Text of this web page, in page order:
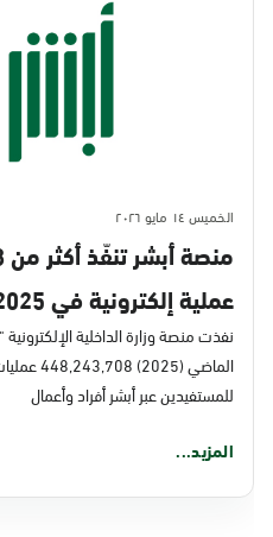
الخميس ١٤ مايو ٢٠٢٦
عملية إلكترونية في 2025م
نفذت منصة وزارة الداخلية
الماضي (2025)
للمستفيدين عبر أبشر أفراد وأعمال
المزيد...